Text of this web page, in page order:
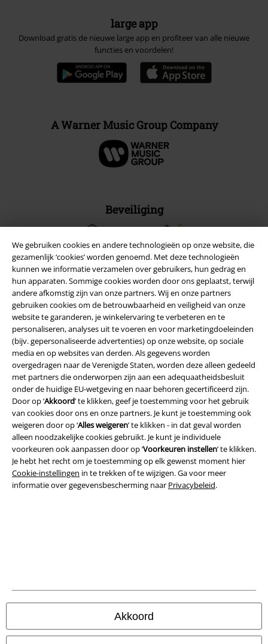
We gebruiken cookies en andere technologieën op onze website, die
gezamenlijk ‘cookies’ worden genoemd. Met deze technologieën
kunnen we informatie verzamelen over gebruikers, hun gedrag en
hun apparaten. Sommige cookies worden door ons geplaatst, terwijl
andere afkomstig zijn van onze partners. Wij en onze partners
gebruiken cookies om de betrouwbaarheid en veiligheid van onze
website te garanderen, je winkelervaring te verbeteren en te
personaliseren, analyses uit te voeren en voor marketingdoeleinden
(bijv. gepersonaliseerde advertenties) op onze website, op sociale
media en op websites van derden. Als gegevens worden
overgedragen naar de Verenigde Staten, worden deze alleen gedeeld
met partners die onderworpen zijn aan een adequaatheidsbesluit
onder de huidige EU-wetgeving en naar behoren gecertificeerd zijn.
Door op ‘Akkoord’ te klikken, geef je toestemming voor het gebruik
van cookies door ons en onze partners. Je kunt je toestemming ook
weigeren door op ‘Alles weigeren’ te klikken - in dat geval worden
alleen noodzakelijke cookies gebruikt. Je kunt je individuele
voorkeuren ook aanpassen door op ‘Voorkeuren instellen’ te klikken.
Je hebt het recht om je toestemming op elk gewenst moment hier
Cookie-instellingen in te trekken of te wijzigen. Ga voor meer
informatie over gegevensbescherming naar Privacybeleid.
Akkoord
large app
Download gratis de nieuwe large app en profiteer van alle nieuwe
functies en voordelen!
A Warner Music Group Company
Beveiliging
Legal
Algemene Voorwaarden
Bedrijfsgegevens
Privacyverklaring
Verklaring van conformiteit
© 1986-2026 Large Popmerchandising B.V.